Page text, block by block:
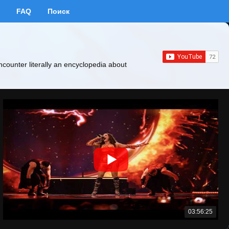
FAQ Поиск
literally an encyclopedia about
03:56:25